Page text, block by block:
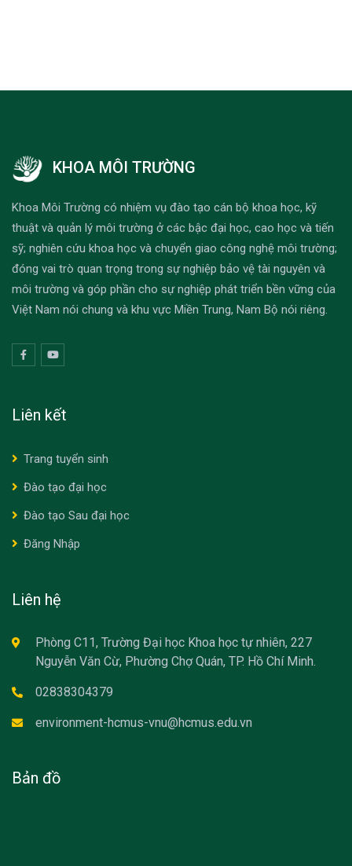
KHOA MÔI TRƯỜNG
Khoa Môi Trường có nhiệm vụ đào tạo cán bộ khoa học, kỹ
thuật và quản lý môi trường ở các bậc đại học, cao học và tiến
sỹ; nghiên cứu khoa học và chuyển giao công nghệ môi trường;
đóng vai trò quan trọng trong sự nghiệp bảo vệ tài nguyên và
môi trường và góp phần cho sự nghiệp phát triển bền vững của
Việt Nam nói chung và khu vực Miền Trung, Nam Bộ nói riêng.
Liên kết
Trang tuyển sinh
Đào tạo đại học
Đào tạo Sau đại học
Đăng Nhập
Liên hệ
Phòng C11, Trường Đại học Khoa học tự nhiên, 227
Nguyễn Văn Cừ, Phường Chợ Quán, TP. Hồ Chí Minh.
02838304379
environment-hcmus-vnu@hcmus.edu.vn
Bản đồ